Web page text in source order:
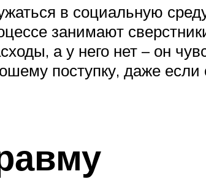
в социальную
занимают
а у него нет – он
поступку, даже если